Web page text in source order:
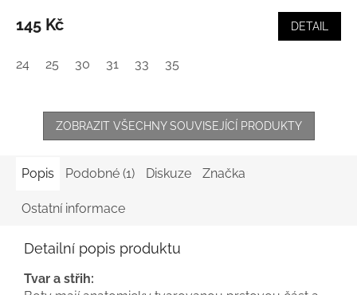
145 Kč DETAIL
24 25 30 31 33 35
ZOBRAZIT VŠECHNY SOUVISEJÍCÍ PRODUKTY
Popis Podobné (1) Diskuze Značka
Ostatní informace
Detailní popis produktu
Tvar a střih: